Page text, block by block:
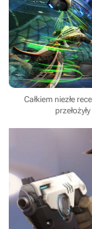
Całkiem niezłe